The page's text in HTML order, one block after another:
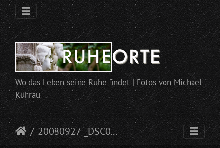
Wo das Leben seine Ruhe findet | Fotos von Michael
Kuhrau
20080927-_DSC0035.jpg